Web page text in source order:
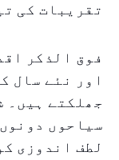
تقریبات کی
فوق الذکر
اور نئے سال
جھلکتے ہیں۔
سیاحوں
لطف اندوزی